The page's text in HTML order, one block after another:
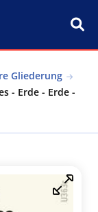
Gliederung
- Erde - Erde -